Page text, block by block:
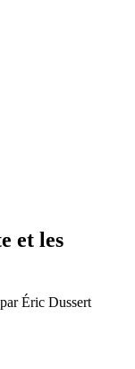
et les
Éric Dussert